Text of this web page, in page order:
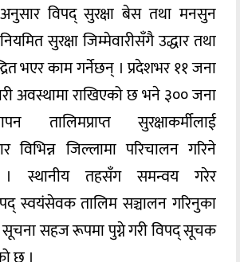
अनुसार विपद् सुरक्षा बेस तथा मनसुन
सुरक्षा जिम्मेवारीसँगै उद्धार तथा
भएर काम गर्नेछन् । प्रदेशभर ११ जना
अवस्थामा राखिएको छ भने ३०० जना
तालिमप्राप्त सुरक्षाकर्मीलाई
विभिन्न जिल्लामा परिचालन गरिने
स्थानीय तहसँग समन्वय गरेर
स्वयंसेवक तालिम सञ्चालन गरिनुका
सहज रूपमा पुग्ने गरी विपद् सूचक